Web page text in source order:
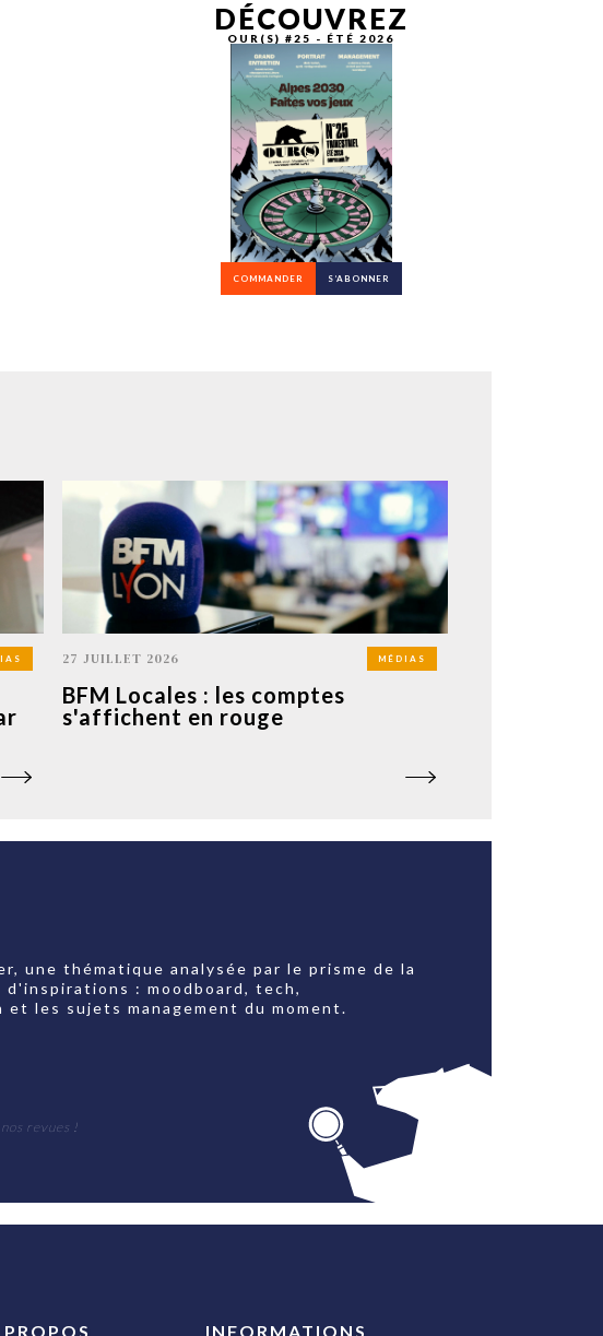
DÉCOUVREZ
OUR(S) #25 - ÉTÉ 2026
COMMANDER S’ABONNER
27 JUILLET 2026 MÉDIAS
BFM Locales : les comptes
s'affichent en rouge
une thématique analysée par le prisme de la
: moodboard, tech,
les sujets management du moment.
revues !
PROPOS INFORMATIONS